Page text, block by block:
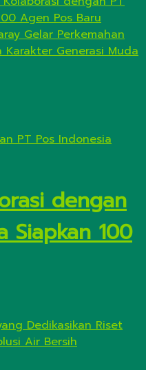
Agen Pos Baru
Gelar Perkemahan
Karakter Generasi Muda
dengan
Siapkan 100